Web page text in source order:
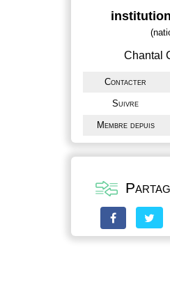
Chantal
Contacter
Suivre
Membre depuis